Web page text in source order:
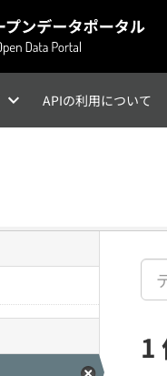
APIの利用について
1